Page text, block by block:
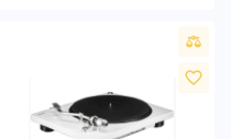
favorite_border